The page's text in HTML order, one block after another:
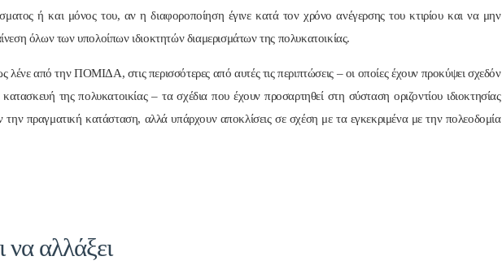
ή και μόνος του, αν η διαφοροποίηση έγινε κατά τον χρόνο ανέγερσης του κτιρίου και να μην
όλων των υπολοίπων ιδιοκτητών διαμερισμάτων της πολυκατοικίας.
λένε από την ΠΟΜΙΔΑ, στις περισσότερες από αυτές τις περιπτώσεις – οι οποίες έχουν προκύψει σχεδόν
της πολυκατοικίας – τα σχέδια που έχουν προσαρτηθεί στη σύσταση οριζοντίου ιδιοκτησίας
πραγματική κατάσταση, αλλά υπάρχουν αποκλίσεις σε σχέση με τα εγκεκριμένα με την πολεοδομία
να αλλάξει